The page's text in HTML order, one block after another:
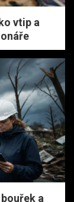
vtip a
a